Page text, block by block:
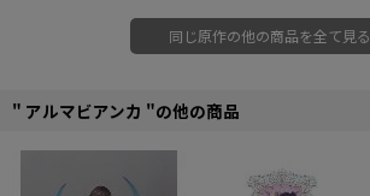
同じ原作の他の商品を全て見る
" アルマビアンカ "の他の商品